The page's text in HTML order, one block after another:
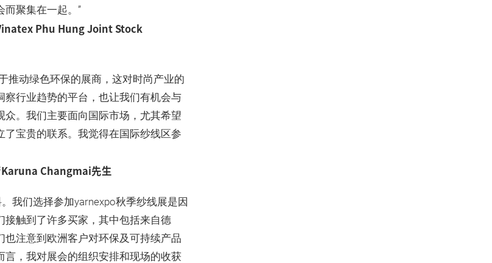
聚集在一起。”
Phu Hung Joint Stock
推动绿色环保的展商，这对时尚产业的
行业趋势的平台，也让我们有机会与
。我们主要面向国际市场，尤其希望
宝贵的联系。我觉得在国际纱线区参
Changmai先生
我们选择参加yarnexpo秋季纱线展是因
触到了许多买家，其中包括来自德
注意到欧洲客户对环保及可持续产品
，我对展会的组织安排和现场的收获